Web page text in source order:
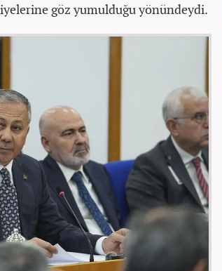
göz yumulduğu yönündeydi.